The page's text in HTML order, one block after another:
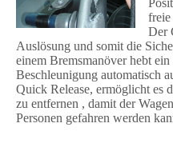
freie
Der
Auslösung und somit die
einem Bremsmanöver hebt
Beschleunigung automatisch
Quick Release, ermöglicht es
zu entfernen , damit der
Personen gefahren werden